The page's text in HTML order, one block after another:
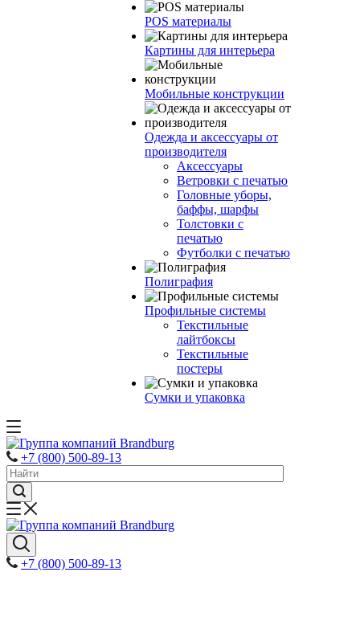
POS материалы
Картины для интерьера
Мобильные конструкции
Одежда и аксессуары от
производителя
Аксессуары
Ветровки с печатью
Головные уборы,
баффы, шарфы
Толстовки с
печатью
Футболки с печатью
Полиграфия
Профильные системы
Текстильные
лайтбоксы
Текстильные
постеры
Сумки и упаковка
+7 (800) 500-89-13
+7 (800) 500-89-13